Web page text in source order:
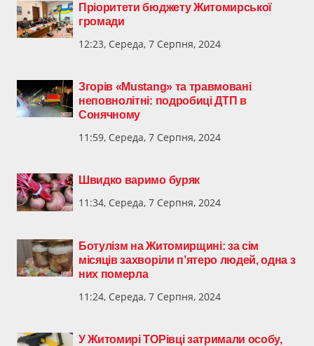
Пріоритети бюджету Житомирської
громади
12:23, Середа, 7 Серпня, 2024
Згорів «Mustang» та травмовані
неповнолітні: подробиці ДТП в
Сонячному
11:59, Середа, 7 Серпня, 2024
Швидко варимо буряк
11:34, Середа, 7 Серпня, 2024
Ботулізм на Житомирщині: за сім
місяців захворіли п’ятеро людей, одна з
них померла
11:24, Середа, 7 Серпня, 2024
У Житомирі ТОРівці затримали особу,